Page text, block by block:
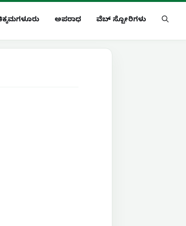
ಅಪರಾಧ ವೆಬ್ ಸ್ಟೋರಿಗಳು